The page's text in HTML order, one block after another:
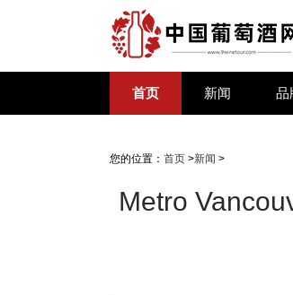
首页 新闻 品
您的位置： 首页 >新闻 >
Metro